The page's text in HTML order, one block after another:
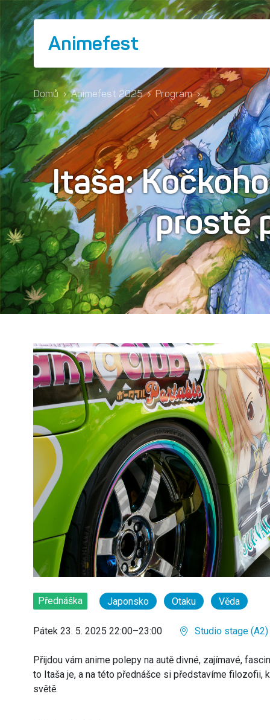
Animefest
Domů › Animefest 2025 › Program ›
Itaša:
prostě
Přednáška Japonsko Otaku Věda
Pátek 23. 5. 2025 22:00–23:00 Studio stage (A2)
Přijdou vám anime polepy na autě divné, zajímavé,
to Itaša je, a na této přednášce si představíme filozofii,
světě.